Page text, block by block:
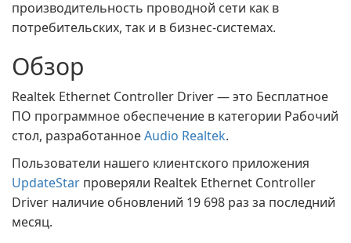
производительность проводной сети как в
потребительских, так и в бизнес-системах.
Обзор
Realtek Ethernet Controller Driver — это Бесплатное
ПО программное обеспечение в категории Рабочий
стол, разработанноеAudio Realtek.
Пользователи нашего клиентского приложения
UpdateStar проверяли Realtek Ethernet Controller
Driver наличие обновлений 19 698 раз за последний
месяц.